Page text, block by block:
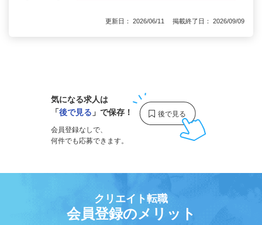
更新日： 2026/06/11 掲載終了日： 2026/09/09
気になる求人は
「後で見る 」で保存！
会員登録なしで、
何件でも応募できます。
クリエイト転職
会員登録のメリット